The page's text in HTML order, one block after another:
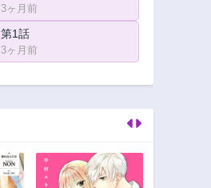
3ヶ月前
第1話
3ヶ月前